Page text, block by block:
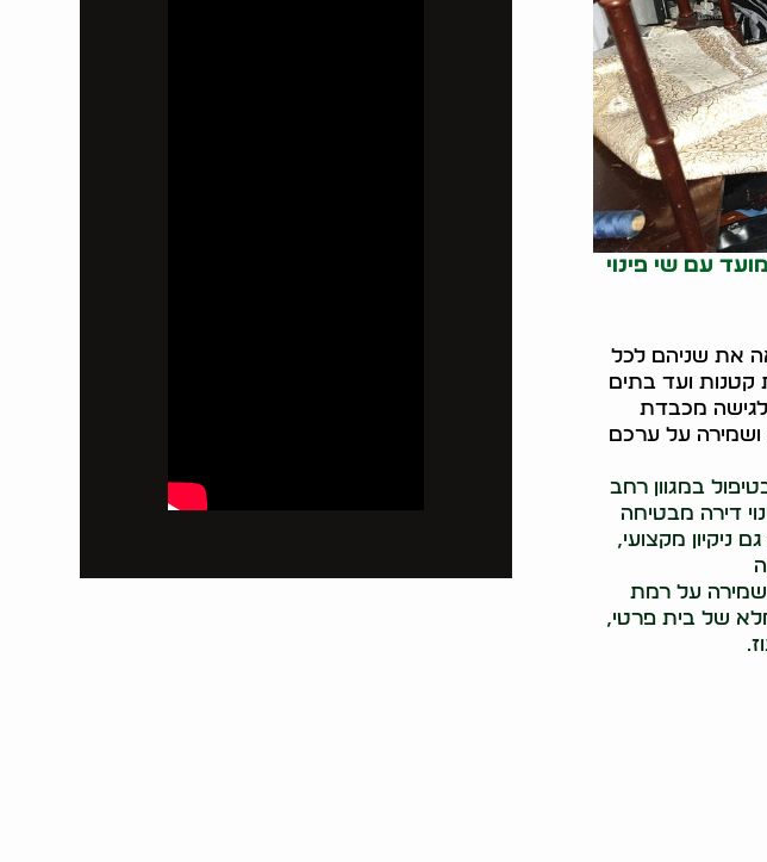
עם שי פינוי
את שניהם לכל
קטנות ועד בתים
לגישה מכבדת
ושמירה על ערכם
במגוון רחב
דירה מבטיחה
ניקיון מקצועי,
על רמת
מלא של בית פרטי,